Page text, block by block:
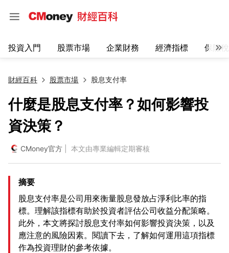
投資入門 股票市場 企業財務 經濟指標 保險
財經百科 股票市場 股息支付率
什麼是股息支付率？如何影響投
資決策？
CMoney官方 | 本文由專業編輯定期審核
摘要
股息支付率是公司用來衡量股息發放占淨利比率的指
標。理解該指標有助於投資者評估公司收益分配策略。
此外，本文將探討股息支付率如何影響投資決策，以及
應注意的風險因素。閱讀下去，了解如何運用這項指標
作為投資理財的參考依據。